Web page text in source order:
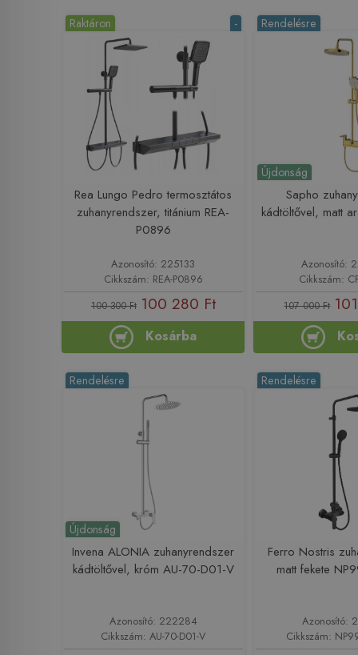
-
Raktáron
Rea Lungo Pedro termosztátos
zuhanyrendszer, titánium REA-
P0896
Azonosító: 225133
Cikkszám: REA-P0896
100 300 Ft 100 280 Ft
Kosárba
Újdonság
Rendelésre
Sapho
kádtöltővel, matt
Azonosító:
Cikkszám:
107 000 Ft
Újdonság
Rendelésre
Invena ALONIA zuhanyrendszer
kádtöltővel, króm AU-70-D01-V
Azonosító: 222284
Cikkszám: AU-70-D01-V
Rendelésre
Ferro Nostris
matt fekete
Azonosító:
Cikkszám: